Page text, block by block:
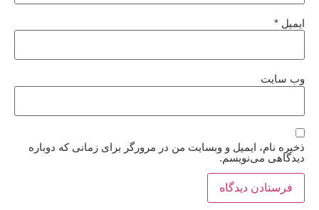
ایمیل *
وب‌ سایت
ذخیره نام، ایمیل و وبسایت من در مرورگر برای زمانی که دوباره
دیدگاهی می‌نویسم.